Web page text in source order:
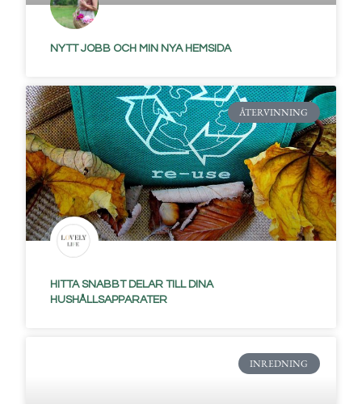
NYTT JOBB OCH MIN NYA HEMSIDA
ÅTERVINNING
HITTA SNABBT DELAR TILL DINA
HUSHÅLLSAPPARATER
INREDNING